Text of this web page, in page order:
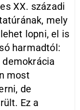
XX. századi
mely
lopni, el is
harmadtól:
most
de
Ez a